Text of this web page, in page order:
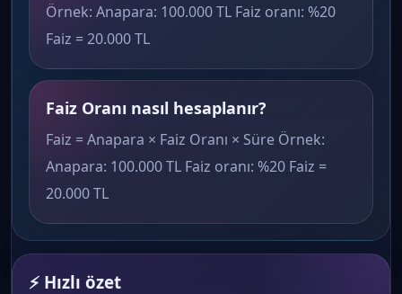
Örnek: Anapara: 100.000 TL Faiz oranı: %20
Faiz = 20.000 TL
Faiz Oranı nasıl hesaplanır?
Faiz = Anapara × Faiz Oranı × Süre Örnek:
Anapara: 100.000 TL Faiz oranı: %20 Faiz =
20.000 TL
⚡ Hızlı özet